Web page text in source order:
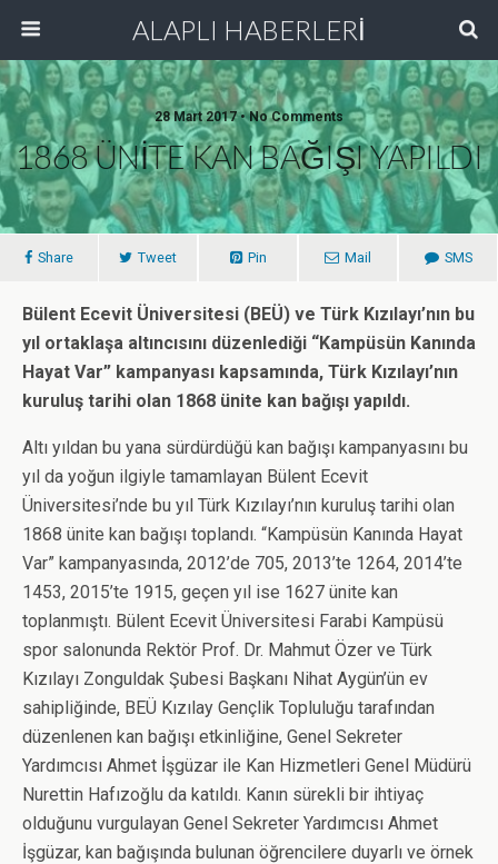
ALAPLI HABERLERİ
28 Mart 2017 • No Comments
1868 ÜNİTE KAN BAĞIŞI YAPILDI
Share Tweet Pin Mail SMS
Bülent Ecevit Üniversitesi (BEÜ) ve Türk Kızılayı’nın bu
yıl ortaklaşa altıncısını düzenlediği “Kampüsün Kanında
Hayat Var” kampanyası kapsamında, Türk Kızılayı’nın
kuruluş tarihi olan 1868 ünite kan bağışı yapıldı.
Altı yıldan bu yana sürdürdüğü kan bağışı kampanyasını bu
yıl da yoğun ilgiyle tamamlayan Bülent Ecevit
Üniversitesi’nde bu yıl Türk Kızılayı’nın kuruluş tarihi olan
1868 ünite kan bağışı toplandı. “Kampüsün Kanında Hayat
Var” kampanyasında, 2012’de 705, 2013’te 1264, 2014’te
1453, 2015’te 1915, geçen yıl ise 1627 ünite kan
toplanmıştı. Bülent Ecevit Üniversitesi Farabi Kampüsü
spor salonunda Rektör Prof. Dr. Mahmut Özer ve Türk
Kızılayı Zonguldak Şubesi Başkanı Nihat Aygün’ün ev
sahipliğinde, BEÜ Kızılay Gençlik Topluluğu tarafından
düzenlenen kan bağışı etkinliğine, Genel Sekreter
Yardımcısı Ahmet İşgüzar ile Kan Hizmetleri Genel Müdürü
Nurettin Hafızoğlu da katıldı. Kanın sürekli bir ihtiyaç
olduğunu vurgulayan Genel Sekreter Yardımcısı Ahmet
İşgüzar, kan bağışında bulunan öğrencilere duyarlı ve örnek